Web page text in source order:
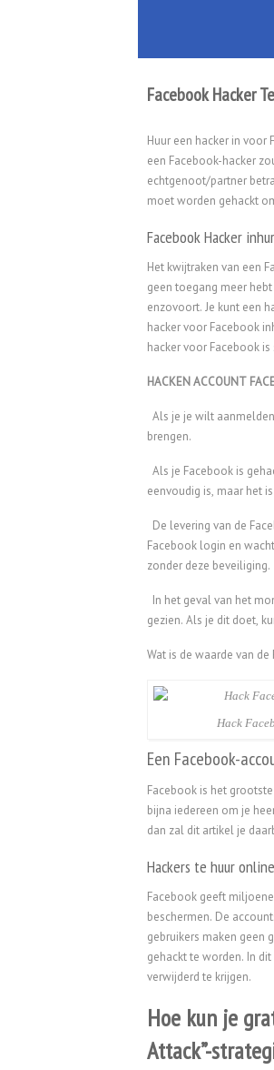
Facebook Hacker
Huur een hacker in
een Facebook-hacker
echtgenoot/partner
moet worden gehackt
Facebook Hacker
Het kwijtraken van een
geen toegang meer
enzovoort. Je kunt een
hacker voor Facebook
hacker voor Facebook
HACKEN ACCOUNT
Als je je wilt
brengen.
Als je Facebook is
eenvoudig is, maar het
De levering van de
Facebook login en
zonder deze beveiliging.
In het geval van het
gezien. Als je dit doet,
Wat is de waarde van
Hack
Een Facebook-
Facebook is het
bijna iedereen om je
dan zal dit artikel je
Hackers te huur online
Facebook geeft
beschermen. De
gebruikers maken geen
gehackt te worden. In
verwijderd te krijgen.
Hoe kun je
Attack”-